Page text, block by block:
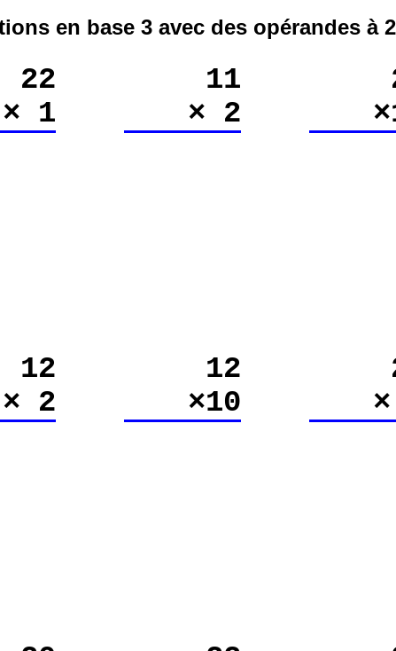
en base 3 avec des opérandes à
22
× 1
11
× 2
12
× 2
12
×10